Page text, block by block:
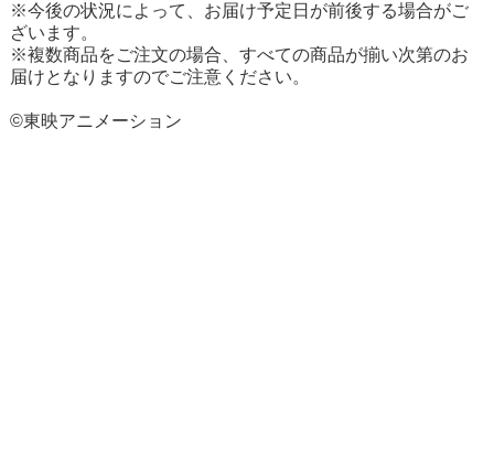
※今後の状況によって、お届け予定日が前後する場合がご
ざいます。
※複数商品をご注文の場合、すべての商品が揃い次第のお
届けとなりますのでご注意ください。
©東映アニメーション